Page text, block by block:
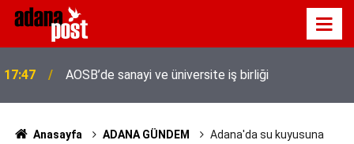
17:47 AOSB’de sanayi ve üniversite iş birliği
Anasayfa ADANA GÜNDEM
Adana'da su kuyusuna